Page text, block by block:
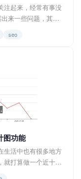
注起来，经常有事没
来一些问题，其中
后，我发现谷歌搜
，也就是更加容易
。有关注过
seo
图功能
生活中也有很多地方
就打算做一个近十天